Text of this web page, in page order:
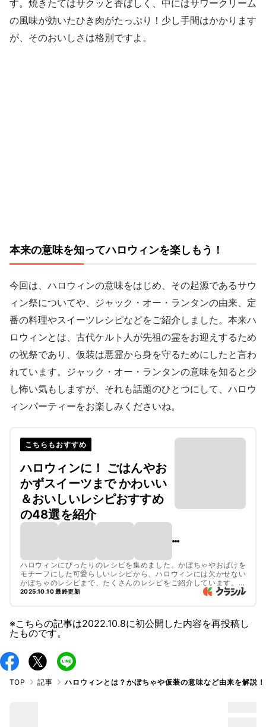
す。焼きたてはサクッと香ばしく、中にはサワークリーム
の風味が効いたひき肉がたっぷり！少し手間はかかります
が、そのおいしさは格別ですよ。
本来の意味を知ってハロウィンを楽しもう！
今回は、ハロウィンの意味をはじめ、その起源であるサウ
ィン祭についてや、ジャック・オー・ランタンの由来、定
番の料理やスイーツレシピなどをご紹介しました。本来ハ
ロウィンとは、古代ケルト人が先祖の霊をお迎えするため
の祝祭であり、仮装は悪霊から身を守るためにしたと言わ
れています。ジャック・オー・ランタンの意味を知ると少
し怖い気もしますが、それも話題のひとつにして、ハロウ
ィンパーティーをお楽しみくださいね。
こちらもおすすめ
ハロウィンに！ ごはんやお
かずスイーツまで かわいい
＆おいしいレシピおすすめ
の48選を紹介
ハロウィンにぴったりのレシピを集めました。かぼちゃやおばけを
モチーフにした可愛らしいレシピから、ハロウィンには欠かせない
かぼちゃのレシピまで、たくさんのレシピをご紹介しています。メ
インおかずはもちろん、副菜やスープ、デザートににおすすめのス
2025.10.10 最終更新
※こちらの記事は2022.10.8に初公開した内容を再投稿し
たものです。
TOP 記事 ハロウィンとは？かぼちゃや仮装の意味など由来を解説